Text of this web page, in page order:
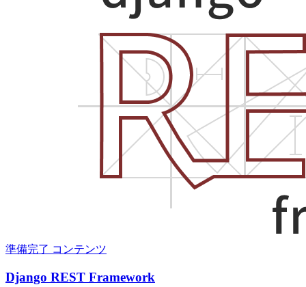
準備完了 コンテンツ
Django REST Framework